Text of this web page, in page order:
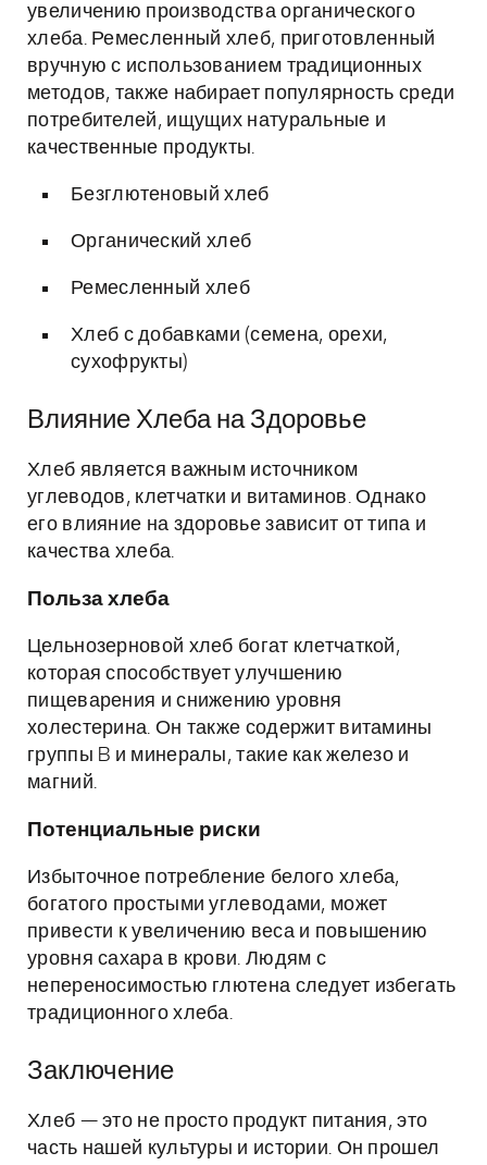
увеличению производства органического
хлеба. Ремесленный хлеб, приготовленный
вручную с использованием традиционных
методов, также набирает популярность среди
потребителей, ищущих натуральные и
качественные продукты.
Безглютеновый хлеб
Органический хлеб
Ремесленный хлеб
Хлеб с добавками (семена, орехи,
сухофрукты)
Влияние Хлеба на Здоровье
Хлеб является важным источником
углеводов, клетчатки и витаминов. Однако
его влияние на здоровье зависит от типа и
качества хлеба.
Польза хлеба
Цельнозерновой хлеб богат клетчаткой,
которая способствует улучшению
пищеварения и снижению уровня
холестерина. Он также содержит витамины
группы B и минералы, такие как железо и
магний.
Потенциальные риски
Избыточное потребление белого хлеба,
богатого простыми углеводами, может
привести к увеличению веса и повышению
уровня сахара в крови. Людям с
непереносимостью глютена следует избегать
традиционного хлеба.
Заключение
Хлеб — это не просто продукт питания, это
часть нашей культуры и истории. Он прошел